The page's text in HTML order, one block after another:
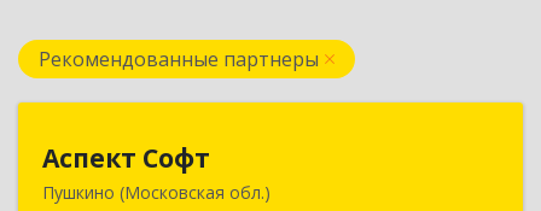
Рекомендованные партнеры
Аспект Софт
Пушкино (Московская обл.)
141205, Московская обл, Пушкинский р-н,